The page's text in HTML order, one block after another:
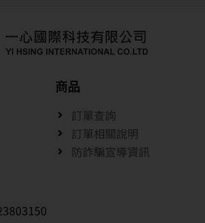
商品
訂單查詢
訂單相關說明
防詐騙宣導資訊